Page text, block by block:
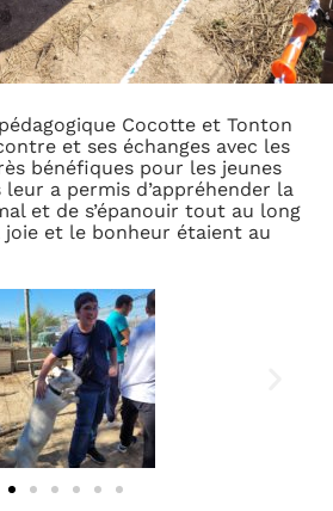
Cocotte et Tonton
et ses échanges avec les
bénéfiques pour les jeunes
leur a permis d’appréhender la
et de s’épanouir tout au long
joie et le bonheur étaient au